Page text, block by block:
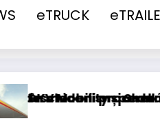
eTRUCK
permanent
procedurii de insolvență
și Shell își extind